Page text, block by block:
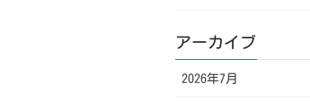
アーカイブ
2026年7月